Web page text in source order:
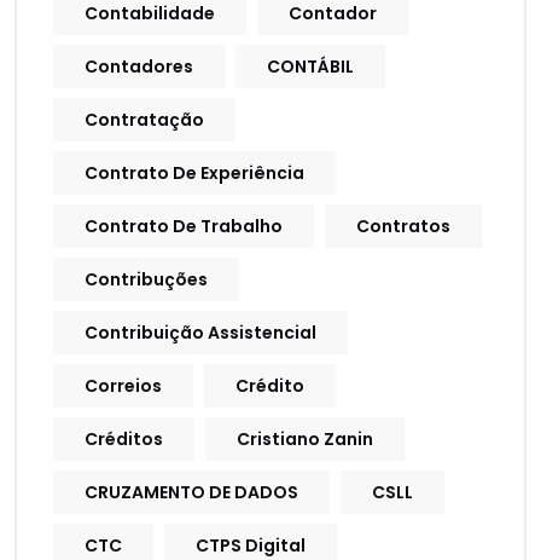
Contabilidade Contador
Contadores CONTÁBIL
Contratação
Contrato De Experiência
Contrato De Trabalho Contratos
Contribuções
Contribuição Assistencial
Correios Crédito
Créditos Cristiano Zanin
CRUZAMENTO DE DADOS CSLL
CTC CTPS Digital